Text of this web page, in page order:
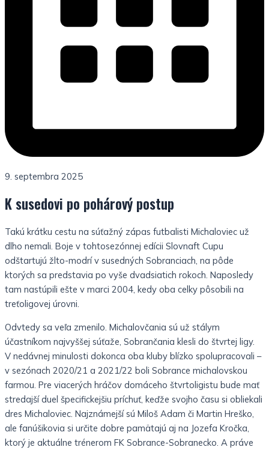
9. septembra 2025
K susedovi po pohárový postup
Takú krátku cestu na súťažný zápas futbalisti Michaloviec už
dlho nemali. Boje v tohtosezónnej edícii Slovnaft Cupu
odštartujú žlto-modrí v susedných Sobranciach, na pôde
ktorých sa predstavia po vyše dvadsiatich rokoch. Naposledy
tam nastúpili ešte v marci 2004, kedy oba celky pôsobili na
treťoligovej úrovni.
Odvtedy sa veľa zmenilo. Michalovčania sú už stálym
účastníkom najvyššej súťaže, Sobrančania klesli do štvrtej ligy.
V nedávnej minulosti dokonca oba kluby blízko spolupracovali –
v sezónach 2020/21 a 2021/22 boli Sobrance michalovskou
farmou. Pre viacerých hráčov domáceho štvrtoligistu bude mať
stredajší duel špecifickejšiu príchuť, keďže svojho času si obliekali
dres Michaloviec. Najznámejší sú Miloš Adam či Martin Hreško,
ale fanúšikovia si určite dobre pamätajú aj na Jozefa Kročka,
ktorý je aktuálne trénerom FK Sobrance-Sobranecko. A práve